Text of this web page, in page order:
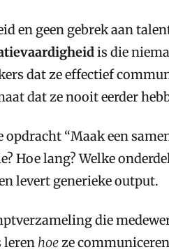
en geen gebrek aan
is die
dat ze effectief
dat ze nooit eerder
opdracht “Maak een
Hoe lang? Welke
levert generieke output.
die
leren hoeze